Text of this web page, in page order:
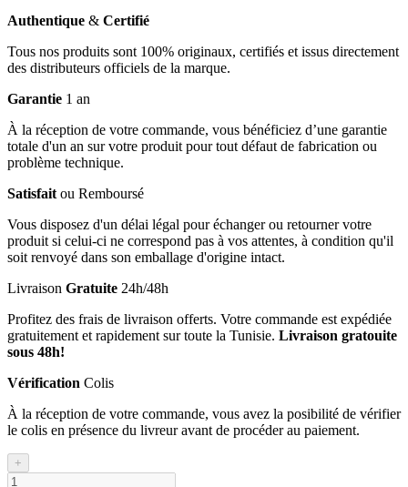
Authentique & Certifié
Tous nos produits sont 100% originaux, certifiés et issus directement
des distributeurs officiels de la marque.
Garantie 1 an
À la réception de votre commande, vous bénéficiez d’une garantie
totale d'un an sur votre produit pour tout défaut de fabrication ou
problème technique.
Satisfait ou Remboursé
Vous disposez d'un délai légal pour échanger ou retourner votre
produit si celui-ci ne correspond pas à vos attentes, à condition qu'il
soit renvoyé dans son emballage d'origine intact.
Livraison Gratuite 24h/48h
Profitez des frais de livraison offerts. Votre commande est expédiée
gratuitement et rapidement sur toute la Tunisie. Livraison gratouite
sous 48h!
Vérification Colis
À la réception de votre commande, vous avez la posibilité de vérifier
le colis en présence du livreur avant de procéder au paiement.
+